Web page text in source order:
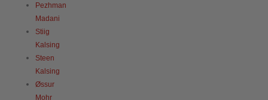
Pezhman
Madani
Stiig
Kalsing
Steen
Kalsing
Øssur
Mohr